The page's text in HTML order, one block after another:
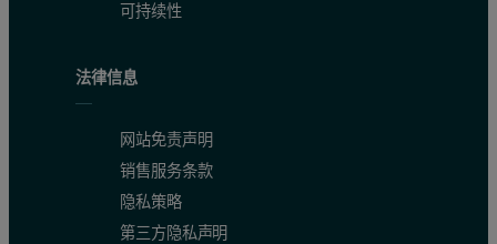
可持续性
法律信息
网站免责声明
销售服务条款
隐私策略
第三方隐私声明